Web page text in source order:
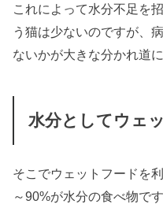
これによって水分不足を
う猫は少ないのですが、
ないかが大きな分かれ道
水分としてウェ
そこでウェットフードを
～90%が水分の食べ物で